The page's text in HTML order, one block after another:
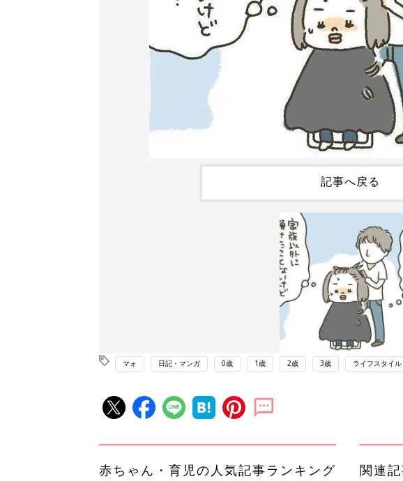
記事へ戻る
マォ 日記・マンガ 0歳 1歳 2歳 3歳 ライフスタイル
赤ちゃん・育児の人気記事ランキング 関連